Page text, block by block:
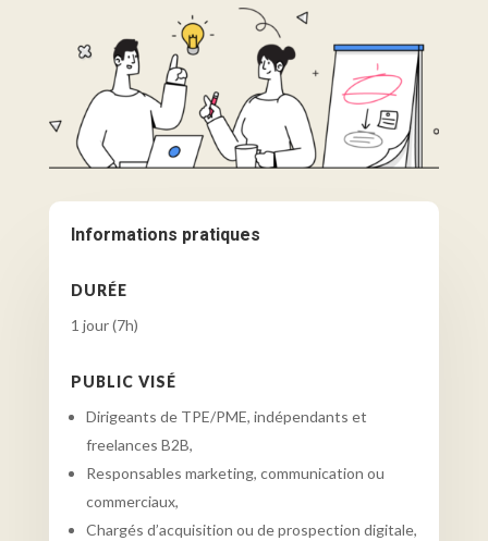
Informations pratiques
DURÉE
1 jour (7h)
PUBLIC VISÉ
Dirigeants de TPE/PME, indépendants et
freelances B2B,
Responsables marketing, communication ou
commerciaux,
Chargés d’acquisition ou de prospection digitale,